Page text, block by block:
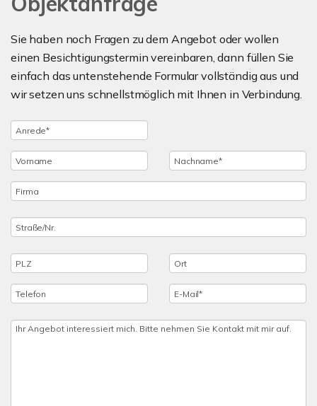
Sie haben noch Fragen zu dem Angebot oder wollen
einen Besichtigungstermin vereinbaren, dann füllen Sie
einfach das untenstehende Formular vollständig aus und
wir setzen uns schnellstmöglich mit Ihnen in Verbindung.